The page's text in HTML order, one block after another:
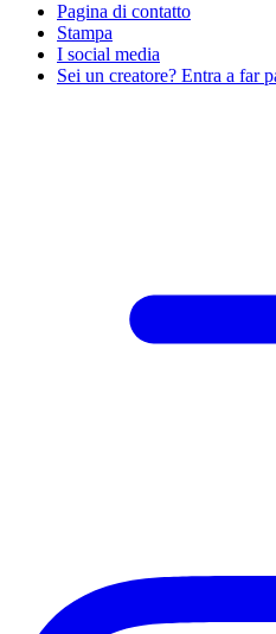
Pagina di contatto
Stampa
I social media
Sei un creatore? Entra a far